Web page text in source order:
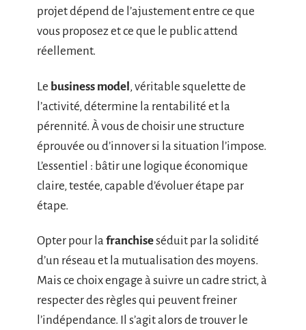
projet dépend de l’ajustement entre ce que
vous proposez et ce que le public attend
réellement.
Le business model, véritable squelette de
l’activité, détermine la rentabilité et la
pérennité. À vous de choisir une structure
éprouvée ou d’innover si la situation l’impose.
L’essentiel : bâtir une logique économique
claire, testée, capable d’évoluer étape par
étape.
Opter pour la franchiseséduit par la solidité
d’un réseau et la mutualisation des moyens.
Mais ce choix engage à suivre un cadre strict, à
respecter des règles qui peuvent freiner
l’indépendance. Il s’agit alors de trouver le